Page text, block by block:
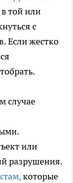
в той или
с
Если жестко
случае
или
разрушения.
которые